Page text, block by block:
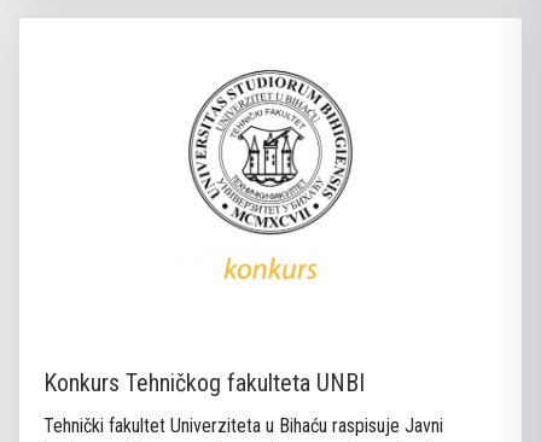
Konkurs Tehničkog fakulteta UNBI
Tehnički fakultet Univerziteta u Bihaću raspisuje Javni